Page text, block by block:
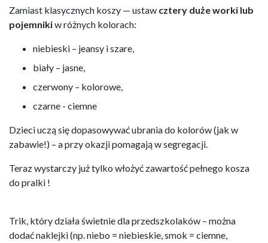
Zamiast klasycznych koszy — ustaw cztery duże worki lub
pojemnikiw różnych kolorach:
niebieski – jeansy i szare,
biały – jasne,
czerwony – kolorowe,
czarne - ciemne
Dzieci uczą się dopasowywać ubrania do kolorów (jak w
zabawie!) – a przy okazji pomagają w segregacji.
Teraz wystarczy już tylko włożyć zawartość pełnego kosza
do pralki !
Trik, który działa świetnie dla przedszkolaków – można
dodać naklejki (np. niebo = niebieskie, smok = ciemne,